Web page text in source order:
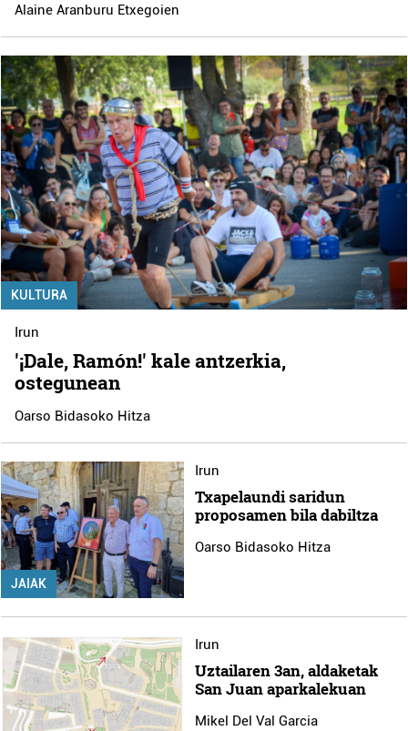
Alaine Aranburu Etxegoien
KULTURA
Irun
'¡Dale, Ramón!' kale antzerkia,
ostegunean
Oarso Bidasoko Hitza
JAIAK
Irun
Txapelaundi saridun
proposamen bila dabiltza
Oarso Bidasoko Hitza
Irun
Uztailaren 3an, aldaketak
San Juan aparkalekuan
Mikel Del Val Garcia